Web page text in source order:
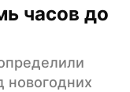
часов до
новогодних